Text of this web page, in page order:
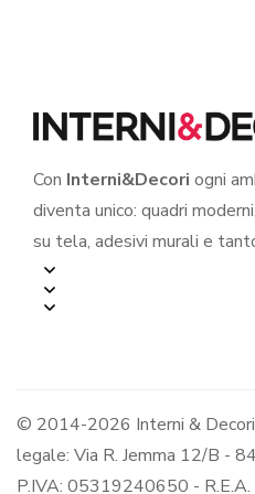
Con Interni&Decori ogni
diventa unico: quadri
su tela, adesivi murali e
© 2014-2026 Interni &
legale: Via R. Jemma 12/B -
P.IVA: 05319240650 -